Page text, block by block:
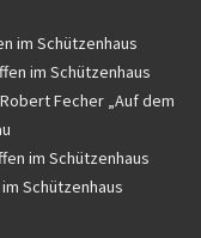
im Schützenhaus
im Schützenhaus
Fecher „Auf dem
im Schützenhaus
Schützenhaus